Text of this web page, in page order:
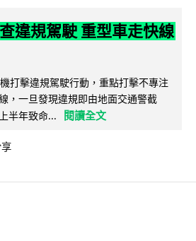
違規駕駛 重型車走快線
打擊違規駕駛行動，重點打擊不專注
，一旦發現違規即由地面交通警截
半年致命...
閱讀全文